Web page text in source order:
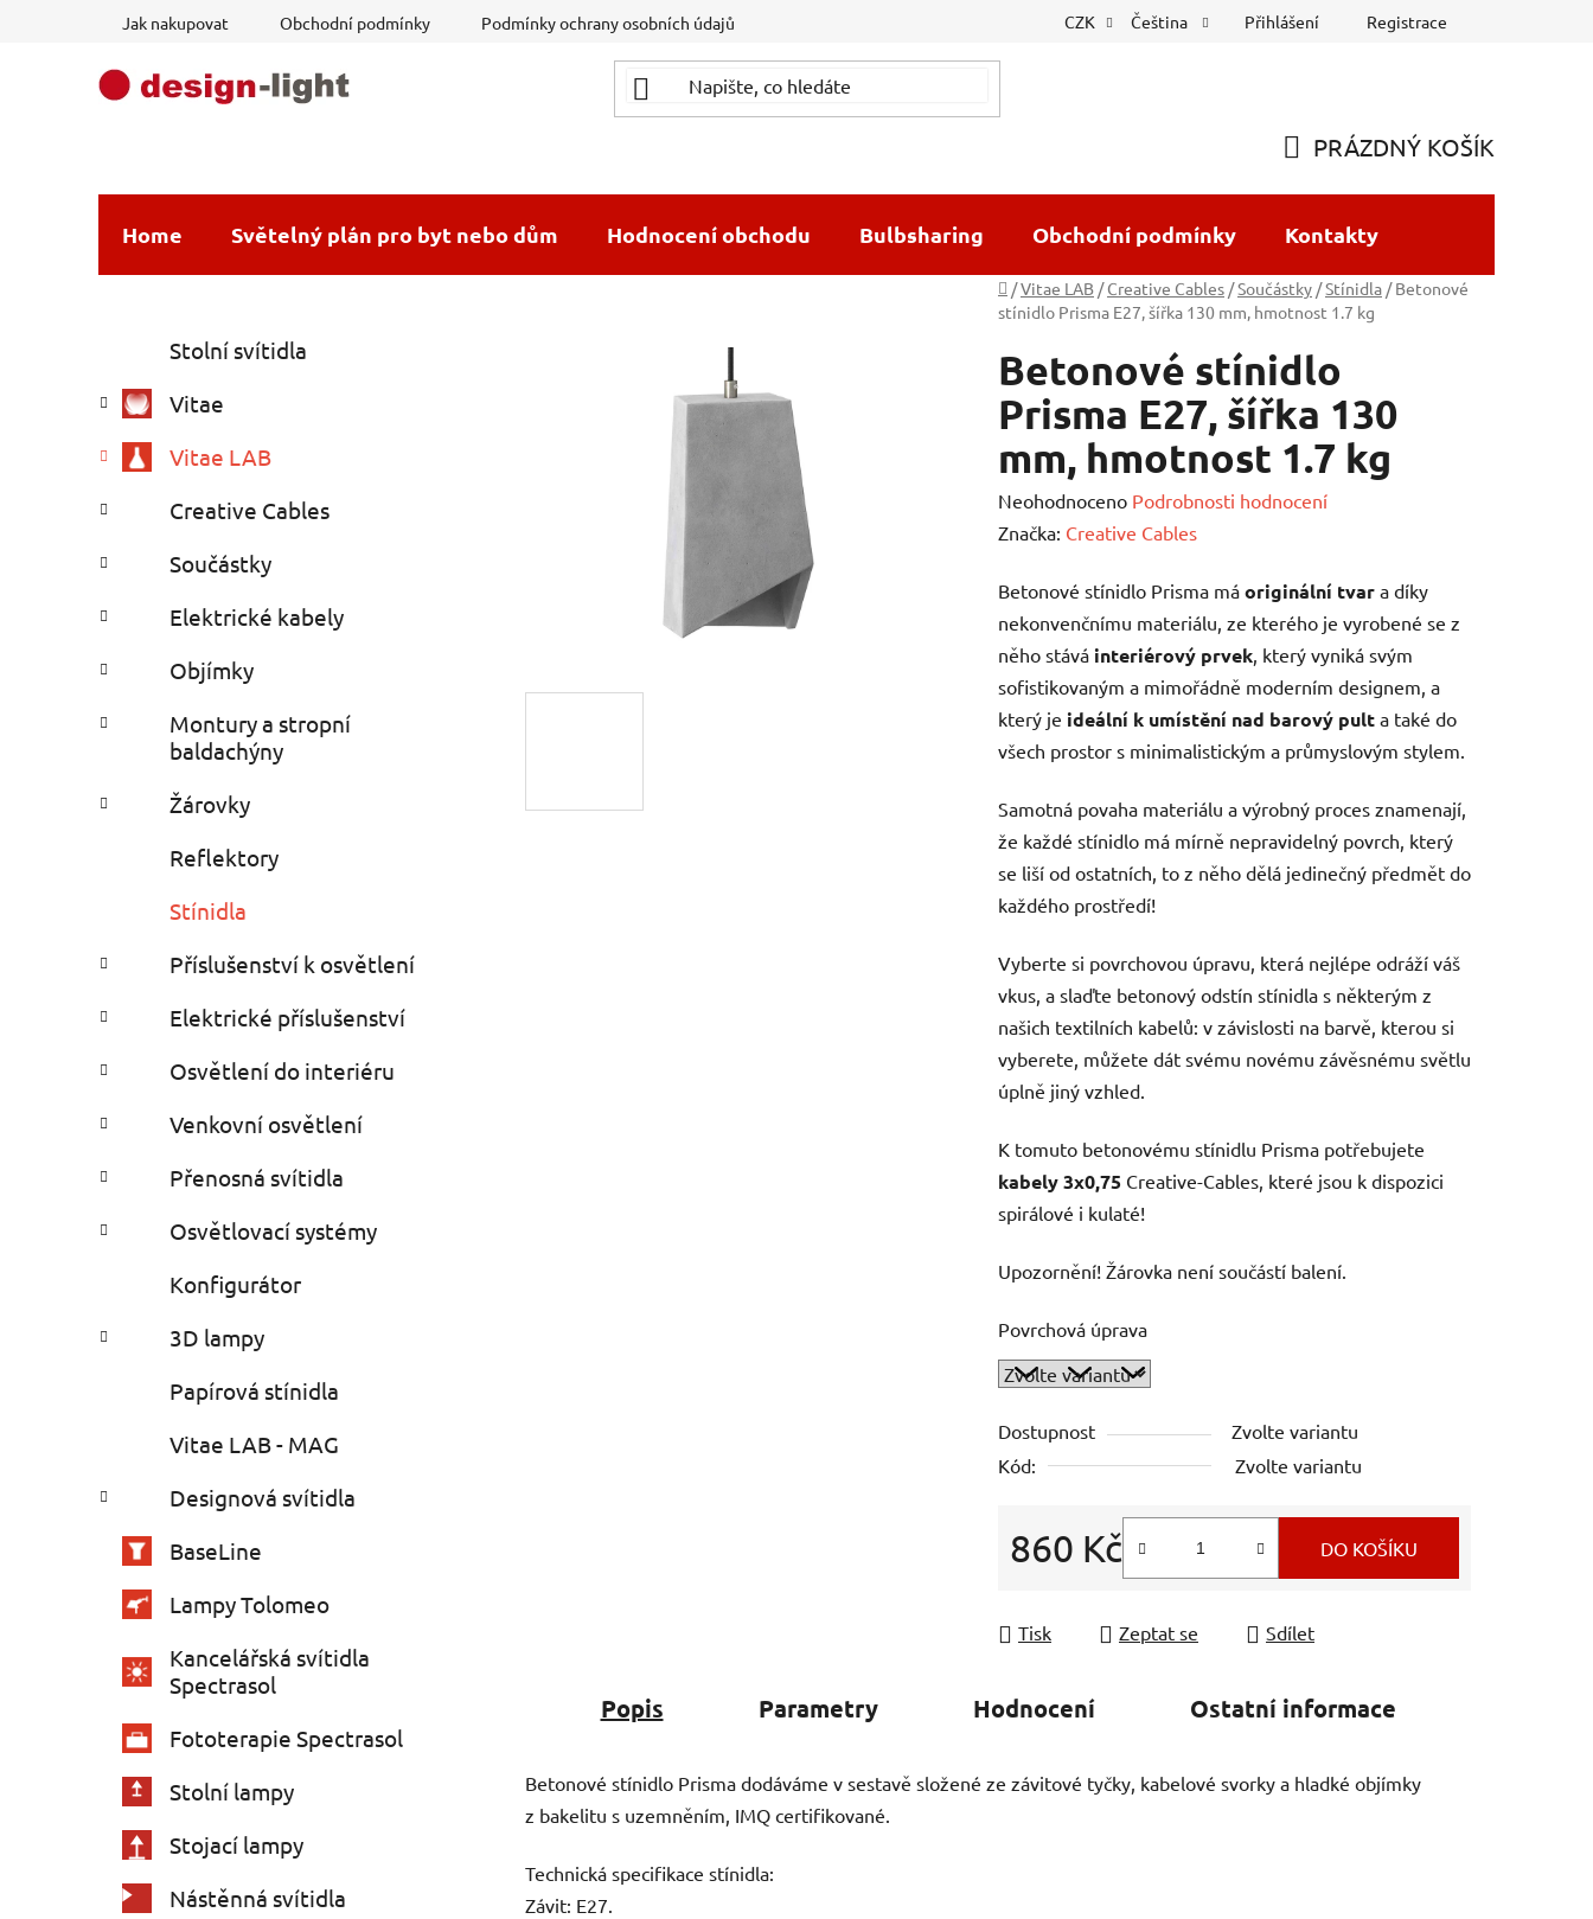
Jak nakupovat Obchodní podmínky Podmínky ochrany osobních údajů CZK Čeština Přihlášení Registrace
KOŠÍK
PRÁZDNÝ KOŠÍK
Home Světelný plán pro byt nebo dům Hodnocení obchodu Bulbsharing Obchodní podmínky Kontakty
Domů
/Vitae LAB / Creative Cables /Součástky /Stínidla / Betonové
stínidlo Prisma E27, šířka 130 mm, hmotnost 1.7 kg
s
r
n
n
p
n
e
l
kategorie
e
o
i
Stolní svítidla
Vitae
Vitae LAB
Creative Cables
Součástky
Elektrické kabely
Objímky
Montury a stropní
baldachýny
Žárovky
Reflektory
Stínidla
Příslušenství k osvětlení
Elektrické příslušenství
Osvětlení do interiéru
Venkovní osvětlení
Přenosná svítidla
Osvětlovací systémy
Konfigurátor
3D lampy
Papírová stínidla
Vitae LAB - MAG
Designová svítidla
BaseLine
Lampy Tolomeo
Kancelářská svítidla
Spectrasol
Fototerapie Spectrasol
Stolní lampy
Stojací lampy
Nástěnná svítidla
Betonové stínidlo
Prisma E27, šířka 130
mm, hmotnost 1.7 kg
Průměrné
hodnocení
je
0,0
z
5
hvězdiček.
Neohodnoceno Podrobnosti hodnocení
Značka: Creative Cables
Betonové stínidlo Prisma má originální tvar a díky
nekonvenčnímu materiálu, ze kterého je vyrobené se z
něho stává interiérový prvek, který vyniká svým
sofistikovaným a mimořádně moderním designem, a
který je ideální k umístění nad barový pult a také do
všech prostor s minimalistickým a průmyslovým stylem.
Samotná povaha materiálu a výrobný proces znamenají,
že každé stínidlo má mírně nepravidelný povrch, který
se liší od ostatních, to z něho dělá jedinečný předmět do
každého prostředí!
Vyberte si povrchovou úpravu, která nejlépe odráží váš
vkus, a slaďte betonový odstín stínidla s některým z
našich textilních kabelů: v závislosti na barvě, kterou si
vyberete, můžete dát svému novému závěsnému světlu
úplně jiný vzhled.
K tomuto betonovému stínidlu Prisma potřebujete
kabely 3x0,75 Creative-Cables, které jsou k dispozici
spirálové i kulaté!
Upozornění! Žárovka není součástí balení.
Povrchová úprava
Dostupnost
Zvolte variantu
Kód:
Zvolte variantu
860 Kč DO KOŠÍKU
Tisk Zeptat se Sdílet
Popis Parametry Hodnocení Ostatní informace
Betonové stínidlo Prisma dodáváme v sestavě složené ze závitové tyčky, kabelové svorky a hladké objímky
z bakelitu s uzemněním, IMQ certifikované.
Technická specifikace stínidla:
Závit: E27.